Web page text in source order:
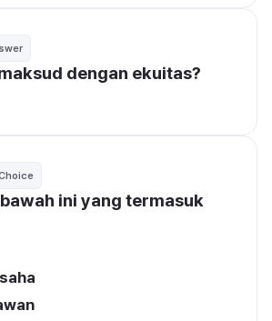
dengan ekuitas?
ini yang termasuk